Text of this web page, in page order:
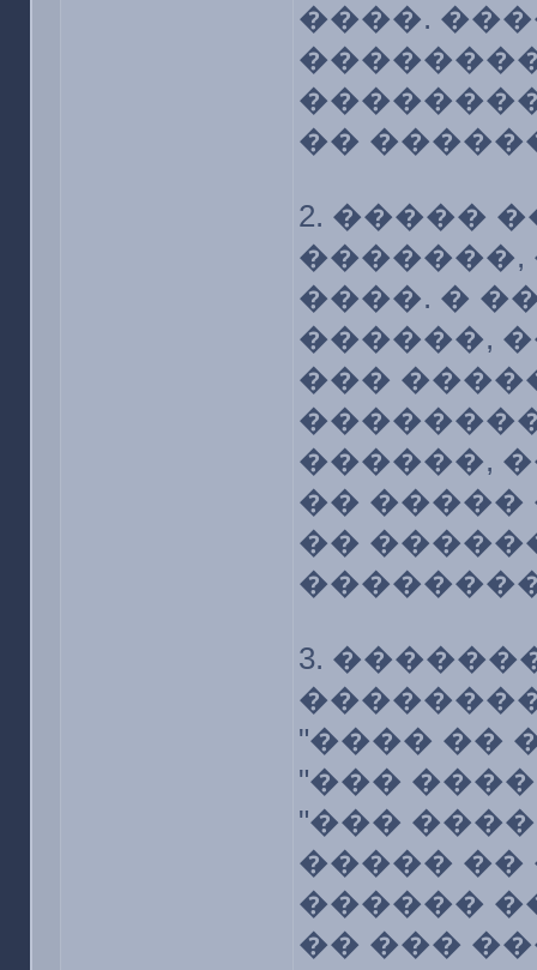
����.
��
2. �����
�������,
����. �
������,
���
������,
�� �����
��
3.
"���� ��
"���
"���
����� ��
������
�� ���